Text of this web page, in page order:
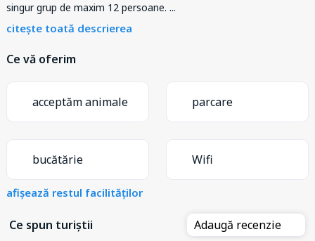
singur grup de maxim 12 persoane. ...
citește toată descrierea
Ce vă oferim
acceptăm animale parcare
bucătărie Wifi
afișează restul facilităților
Ce spun turiștii Adaugă recenzie